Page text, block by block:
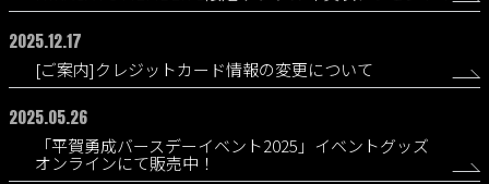
2025.12.17
[ご案内]クレジットカード情報の変更について
2025.05.26
「平賀勇成バースデーイベント2025」イベントグッズ
オンラインにて販売中！